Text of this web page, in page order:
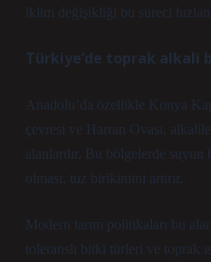
iklim değişikliği bu süreci
Türkiye’de toprak alkali
Anadolu’da özellikle Konya
çevresi ve Harran Ovası,
alanlardır. Bu bölgelerde suyun
olması, tuz birikimini artırır.
Modern tarım politikaları bu
toleranslı bitki türleri ve toprak